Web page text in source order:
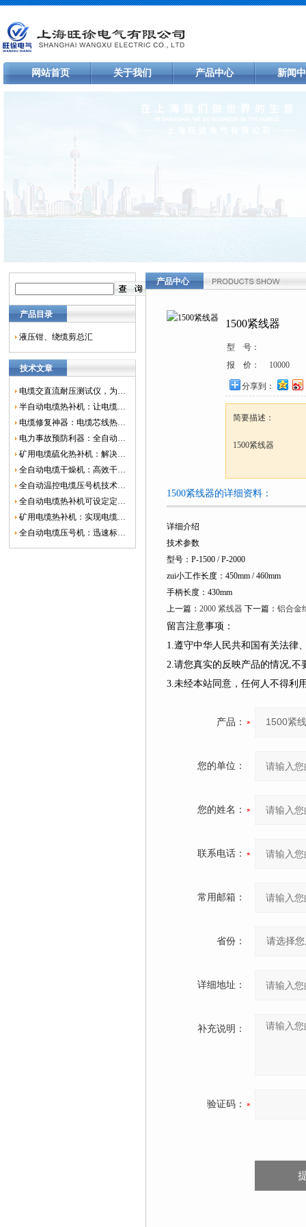
网站首页 关于我们 产品中心 新闻
产品目录
液压钳、绕缆剪总汇
技术文章
电缆交直流耐压测试仪，为电网安全保驾护航
半自动电缆热补机：让电缆修复更简单、更高效！
电缆修复神器：电缆芯线热补机如何保障电网安全？
电力事故预防利器：全自动控温电缆热补机
矿用电缆硫化热补机：解决矿山电缆故障的新选择
全自动电缆干燥机：高效干燥，电缆质量
全自动温控电缆压号机技术革新：数字化标识的新趋势
全自动电缆热补机可设定定时功能，实现自动化热补
矿用电缆热补机：实现电缆故障修复的高效装置
全自动电缆压号机：迅速标识电缆的利器
产品中心
1500紧线器
型 号：
报 价：
10000
分享到：
简要描述：
1500紧线器
1500紧线器的详细资料：
详细介绍
技术参数
型号：P-1500 / P-2000
zui小工作长度：450mm / 460mm
手柄长度：430mm
上一篇： 2000 紧线器 下一篇： 铝合金
留言注意事项：
1.遵守中华人民共和国有关法律
2.请您真实的反映产品的情况,
3.未经本站同意，任何人不得利
产品：
您的单位：
您的姓名：
联系电话：
常用邮箱：
省份：
详细地址：
补充说明：
验证码：